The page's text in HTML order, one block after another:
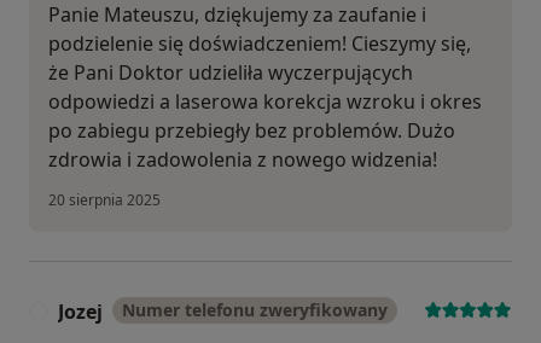
Panie Mateuszu, dziękujemy za zaufanie i
podzielenie się doświadczeniem! Cieszymy się,
że Pani Doktor udzieliła wyczerpujących
odpowiedzi a laserowa korekcja wzroku i okres
po zabiegu przebiegły bez problemów. Dużo
zdrowia i zadowolenia z nowego widzenia!
20 sierpnia 2025
Jozej Numer telefonu zweryfikowany